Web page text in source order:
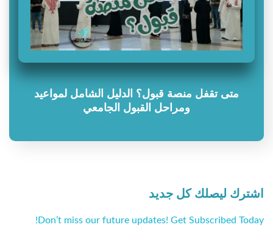
متى تقفل منصة قبول؟ الدليل الشامل لمواعيد
ومراحل القبول الجامعي
اشترك ليصلك كل جديد
Don’t miss our future updates! Get Subscribed Today!